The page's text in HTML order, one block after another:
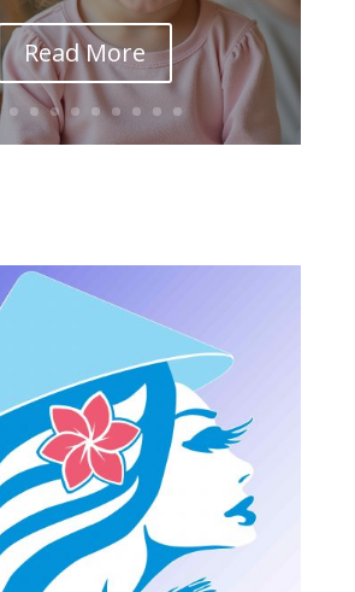
Read More